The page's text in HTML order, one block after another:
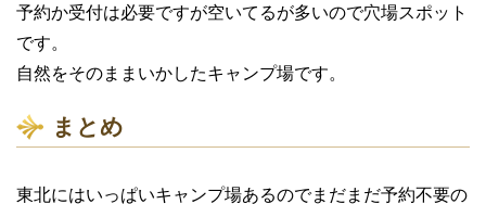
予約か受付は必要ですが空いてるが多いので穴場スポット
です。
自然をそのままいかしたキャンプ場です。
まとめ
東北にはいっぱいキャンプ場あるのでまだまだ予約不要の